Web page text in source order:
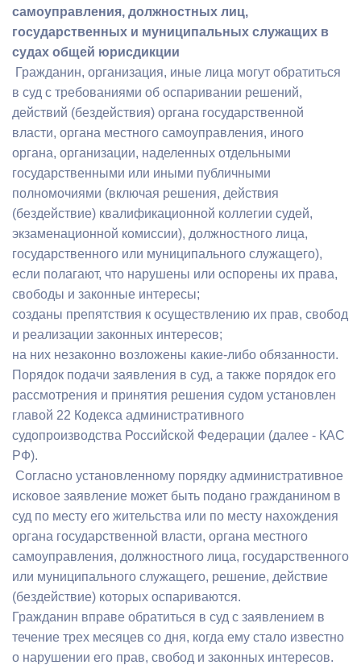
самоуправления, должностных лиц,
государственных и муниципальных служащих в
судах общей юрисдикции
Гражданин, организация, иные лица могут обратиться
в суд с требованиями об оспаривании решений,
действий (бездействия) органа государственной
власти, органа местного самоуправления, иного
органа, организации, наделенных отдельными
государственными или иными публичными
полномочиями (включая решения, действия
(бездействие) квалификационной коллегии судей,
экзаменационной комиссии), должностного лица,
государственного или муниципального служащего),
если полагают, что нарушены или оспорены их права,
свободы и законные интересы;
созданы препятствия к осуществлению их прав, свобод
и реализации законных интересов;
на них незаконно возложены какие-либо обязанности.
Порядок подачи заявления в суд, а также порядок его
рассмотрения и принятия решения судом установлен
главой 22 Кодекса административного
судопроизводства Российской Федерации (далее - КАС
РФ).
Согласно установленному порядку административное
исковое заявление может быть подано гражданином в
суд по месту его жительства или по месту нахождения
органа государственной власти, органа местного
самоуправления, должностного лица, государственного
или муниципального служащего, решение, действие
(бездействие) которых оспариваются.
Гражданин вправе обратиться в суд с заявлением в
течение трех месяцев со дня, когда ему стало известно
о нарушении его прав, свобод и законных интересов.